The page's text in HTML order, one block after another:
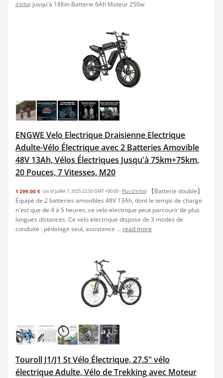
d’infos) jusqu'à 18Km Batterie 6Ah Moteur 250w
ENGWE Velo Electrique Draisienne Electrique
Adulte-Vélo Électrique avec 2 Batteries Amovible
48V 13Ah, Vélos Électriques Jusqu'à 75km+75km,
20 Pouces, 7 Vitesses, M20
1 299,00 € (as of juillet 7, 2025 22:50 GMT +00:00 - Plus d’infos)
【Batterie double】
Équipé de 2 batteries amovibles 48V 13Ah, dont le temps de charge
n'est que de 4 à 5 heures, ce velo electrique peut parcourir de plus
longues distances. Ce velo electrique dispose de 3 modes de
conduite : pédalage seul, assistance ... read more
Touroll J1/J1 St Vélo Électrique, 27.5" vélo
électrique Adulte, Vélo de Trekking avec Moteur